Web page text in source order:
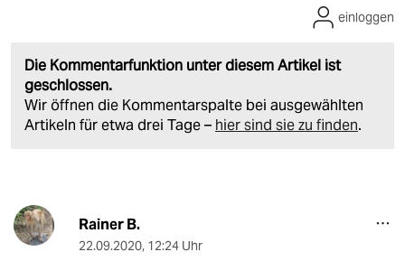
Die Kommentarfunktion unter diesem Artikel ist
geschlossen.
Wir öffnen die Kommentarspalte bei ausgewählten
Artikeln für etwa drei Tage – hier sind sie zu finden.
einloggen
Rainer B.
22.09.2020, 12:24 Uhr